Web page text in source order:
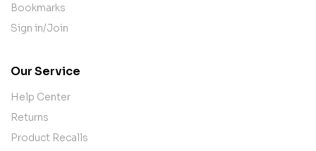
Bookmarks
Sign in/Join
Our Service
Help Center
Returns
Product Recalls